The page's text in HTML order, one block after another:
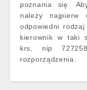
poznania się.
należy najpierw
odpowiedni
kierownik w taki
krs, nip
rozporządzenia.